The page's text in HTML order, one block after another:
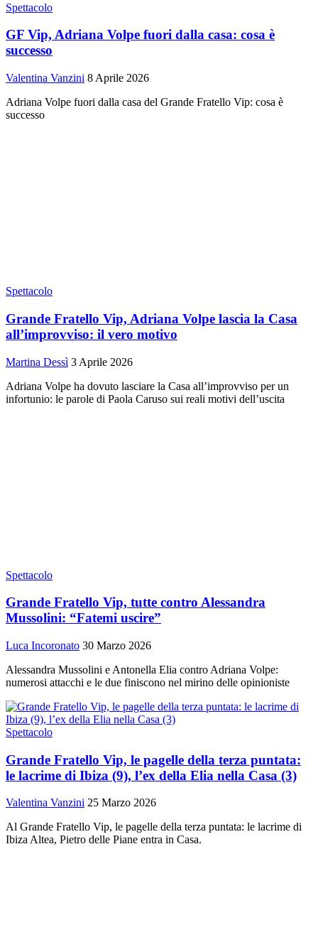
Spettacolo
GF Vip, Adriana Volpe fuori dalla casa: cosa è
successo
Valentina Vanzini 8 Aprile 2026
Adriana Volpe fuori dalla casa del Grande Fratello Vip: cosa è
successo
Spettacolo
Grande Fratello Vip, Adriana Volpe lascia la Casa
all’improvviso: il vero motivo
Martina Dessì 3 Aprile 2026
Adriana Volpe ha dovuto lasciare la Casa all’improvviso per un
infortunio: le parole di Paola Caruso sui reali motivi dell’uscita
Spettacolo
Grande Fratello Vip, tutte contro Alessandra
Mussolini: “Fatemi uscire”
Luca Incoronato 30 Marzo 2026
Alessandra Mussolini e Antonella Elia contro Adriana Volpe:
numerosi attacchi e le due finiscono nel mirino delle opinioniste
Spettacolo
Grande Fratello Vip, le pagelle della terza puntata:
le lacrime di Ibiza (9), l’ex della Elia nella Casa (3)
Valentina Vanzini 25 Marzo 2026
Al Grande Fratello Vip, le pagelle della terza puntata: le lacrime di
Ibiza Altea, Pietro delle Piane entra in Casa.